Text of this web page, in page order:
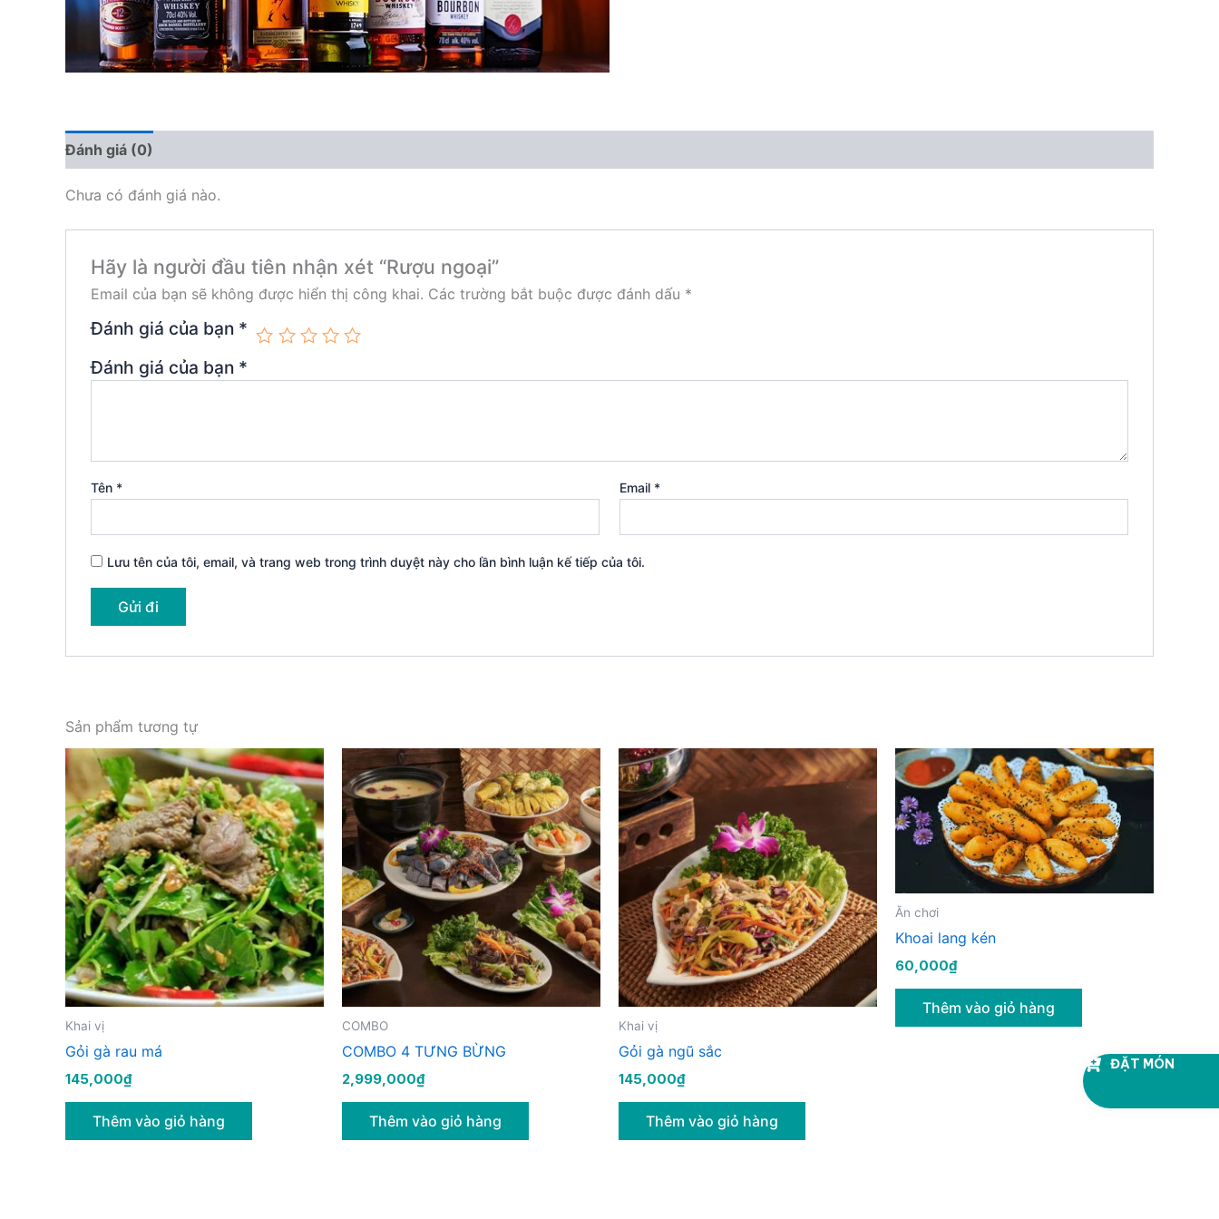
Đánh giá (0)
Chưa có đánh giá nào.
Hãy là người đầu tiên nhận xét “Rượu ngoại”
Email của bạn sẽ không được hiển thị công khai. Các trường bắt buộc được đánh dấu *
Đánh giá của bạn *
Đánh giá của bạn *
Tên * Email *
Lưu tên của tôi, email, và trang web trong trình duyệt này cho lần bình luận kế tiếp của tôi.
Sản phẩm tương tự
Khai vị
Gỏi gà rau má
145,000₫
Thêm vào giỏ hàng
COMBO
COMBO 4 TƯNG BỪNG
2,999,000₫
Thêm vào giỏ hàng
Khai vị
Gỏi gà ngũ sắc
145,000₫
Thêm vào giỏ hàng
Ăn chơi
Khoai lang kén
60,000₫
Thêm vào giỏ hàng
ĐẶT MÓN